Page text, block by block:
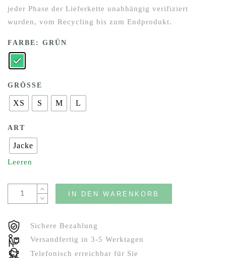
jeder Phase der Lieferkette unabhängig verifiziert
wurden, vom Recycling bis zum Endprodukt.
FARBE : GRÜN
GRÖSSE
XS S M L
ART
Jacke
Leeren
IN DEN WARENKORB
Sichere Bezahlung
Versandfertig in 3-5 Werktagen
Telefonisch erreichbar für Sie